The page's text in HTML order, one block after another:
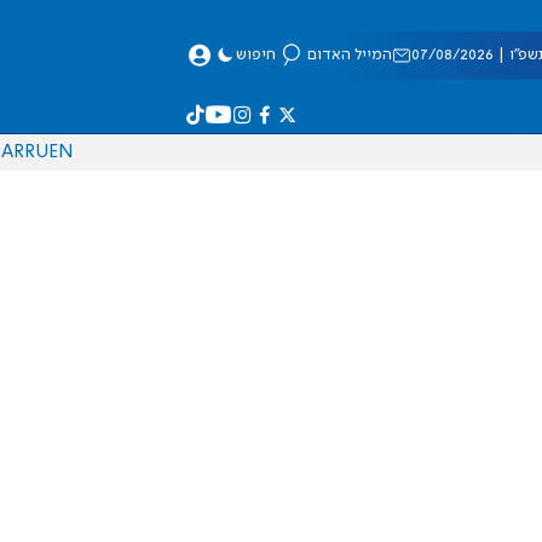
08/2026 המייל האדום חיפוש
EN
RU
AR